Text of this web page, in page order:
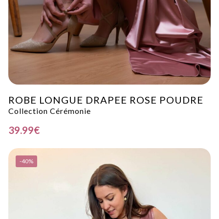
ROBE LONGUE DRAPEE ROSE POUDRE
Collection Cérémonie
39.99€
-40%